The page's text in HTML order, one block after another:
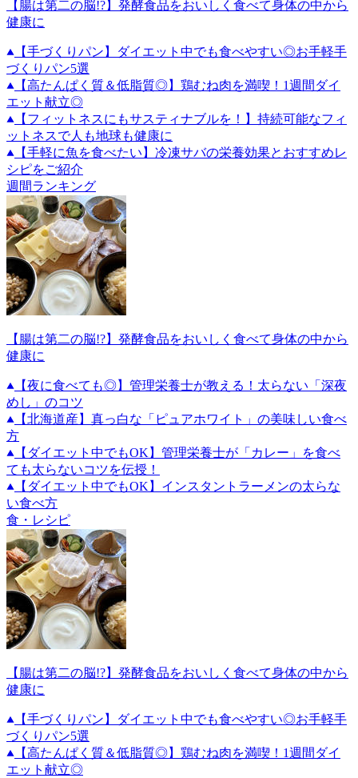
【腸は第二の脳!?】発酵食品をおいしく食べて身体の中から
健康に
【手づくりパン】ダイエット中でも食べやすい◎お手軽手
づくりパン5選
【高たんぱく質＆低脂質◎】鶏むね肉を満喫！1週間ダイ
エット献立◎
【フィットネスにもサスティナブルを！】持続可能なフィ
ットネスで人も地球も健康に
【手軽に魚を食べたい】冷凍サバの栄養効果とおすすめレ
シピをご紹介
週間ランキング
【腸は第二の脳!?】発酵食品をおいしく食べて身体の中から
健康に
【夜に食べても◎】管理栄養士が教える！太らない「深夜
めし」のコツ
【北海道産】真っ白な「ピュアホワイト」の美味しい食べ
方
【ダイエット中でもOK】管理栄養士が「カレー」を食べ
ても太らないコツを伝授！
【ダイエット中でもOK】インスタントラーメンの太らな
い食べ方
食・レシピ
【腸は第二の脳!?】発酵食品をおいしく食べて身体の中から
健康に
【手づくりパン】ダイエット中でも食べやすい◎お手軽手
づくりパン5選
【高たんぱく質＆低脂質◎】鶏むね肉を満喫！1週間ダイ
エット献立◎